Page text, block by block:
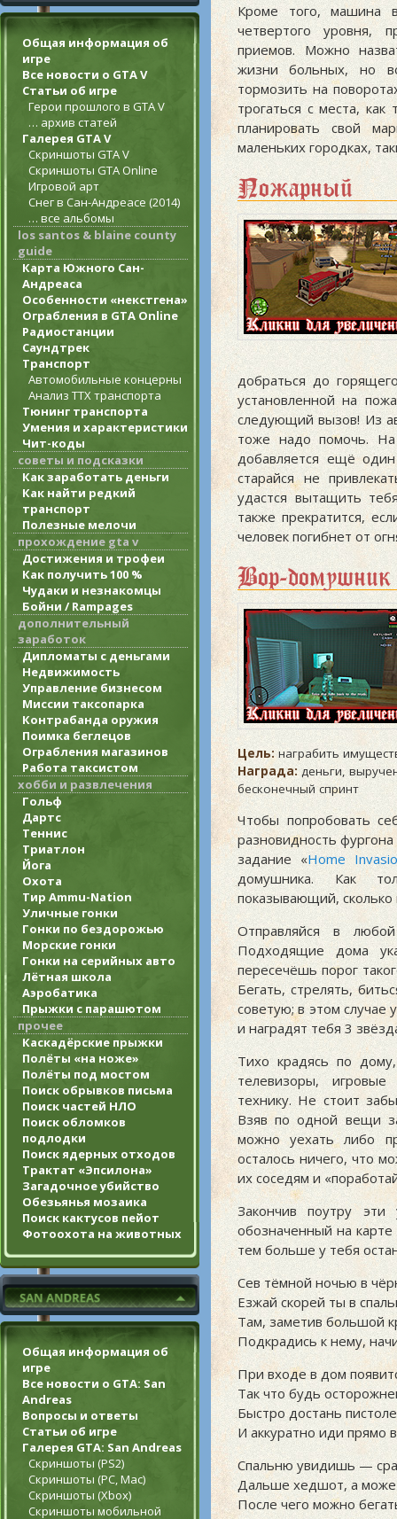
Общая информация об
игре
Все новости о GTA V
Статьи об игре
Герои прошлого в GTA V
… архив статей
Галерея GTA V
Скриншоты GTA V
Скриншоты GTA Online
Игровой арт
Снег в Сан-Андреасе (2014)
… все альбомы
los santos & blaine county
guide
Карта Южного Сан-
Андреаса
Особенности «некстгена»
Ограбления в GTA Online
Радиостанции
Саундтрек
Транспорт
Автомобильные концерны
Анализ ТТХ транспорта
Тюнинг транспорта
Умения и характеристики
Чит-коды
советы и подсказки
Как заработать деньги
Как найти редкий
транспорт
Полезные мелочи
прохождение gta v
Достижения и трофеи
Как получить 100 %
Чудаки и незнакомцы
Бойни / Rampages
дополнительный
заработок
Дипломаты с деньгами
Недвижимость
Управление бизнесом
Миссии таксопарка
Контрабанда оружия
Поимка беглецов
Ограбления магазинов
Работа таксистом
хобби и развлечения
Гольф
Дартс
Теннис
Триатлон
Йога
Охота
Тир Ammu-Nation
Уличные гонки
Гонки по бездорожью
Морские гонки
Гонки на серийных авто
Лётная школа
Аэробатика
Прыжки с парашютом
прочее
Каскадёрские прыжки
Полёты «на ноже»
Полёты под мостом
Поиск обрывков письма
Поиск частей НЛО
Поиск обломков
подлодки
Поиск ядерных отходов
Трактат «Эпсилона»
Загадочное убийство
Обезьянья мозаика
Поиск кактусов пейот
Фотоохота на животных
Общая информация об
игре
Все новости о GTA: San
Andreas
Вопросы и ответы
Статьи об игре
Галерея GTA: San Andreas
Скриншоты (PS2)
Скриншоты (PC, Mac)
Скриншоты (Xbox)
Скриншоты мобильной
Кроме того, машина
четвертого уровня,
приемов. Можно
жизни больных, но
тормозить на
трогаться с места,
планировать свой
маленьких городках,
Пожарный
добраться до
установленной на
следующий вызов! Из
тоже надо помочь. На
добавляется ещё
старайся не
удастся вытащить
также прекратится,
человек погибнет от
Вор-домушник
Цель: награбить
Награда:деньги,
бесконечный спринт
Чтобы попробовать
разновидность
задание «Home
домушника. Как
показывающий, сколько
Отправляйся в
Подходящие дома
пересечёшь порог
Бегать, стрелять,
советую; в этом
и наградят тебя 3
Тихо крадясь по
телевизоры,
технику. Не стоит
Взяв по одной вещи
можно уехать либо
осталось ничего, что
их соседям и
Закончив поутру эти
обозначенный на
тем больше у тебя
Сев тёмной ночью в
Езжай скорей ты в
Там, заметив большой
Подкрадись к нему,
При входе в дом
Так что будь
Быстро достань
И аккуратно иди прямо
Спальню увидишь —
Дальше хедшот, а
После чего можно